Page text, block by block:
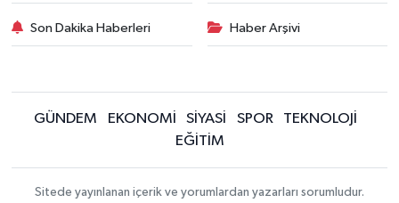
Son Dakika Haberleri Haber Arşivi
GÜNDEM EKONOMİ SİYASİ SPOR
TEKNOLOJİ
EĞİTİM
Sitede yayınlanan içerik ve yorumlardan yazarları sorumludur.